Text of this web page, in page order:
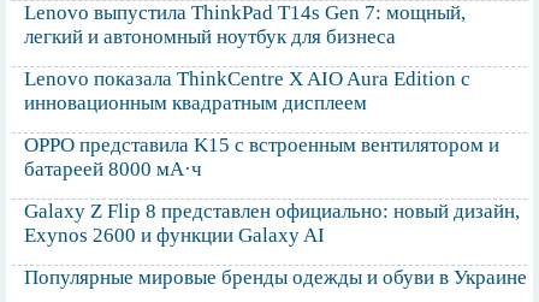
Lenovo выпустила ThinkPad T14s Gen 7: мощный,
легкий и автономный ноутбук для бизнеса
Lenovo показала ThinkCentre X AIO Aura Edition с
инновационным квадратным дисплеем
OPPO представила K15 с встроенным вентилятором и
батареей 8000 мА·ч
Galaxy Z Flip 8 представлен официально: новый дизайн,
Exynos 2600 и функции Galaxy AI
Популярные мировые бренды одежды и обуви в Украине